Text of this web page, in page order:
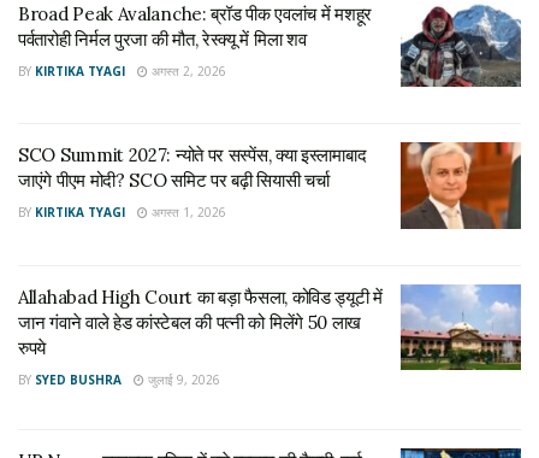
بدترین فسطائیت. ایک قاتل اور ظالم کو بچانے کے
لیے قومی لیڈر پر بدترین تشدد اور گرفتاری
pic.twitter.com/Cv7S4DkT3N
2023
PAKISTAN
pakistan pm
pakistan pm arrest in hindi
pakistan update
pm UPDATE NEWS IN HINDI
Broad Peak Avalanche: ब्रॉड पीक एवलांच में मशहूर
पर्वतारोही निर्मल पुरजा की मौत, रेस्क्यू में मिला शव
BY KIRTIKA TYAGI अगस्त 2, 2026
SCO Summit 2027: न्योते पर सस्पेंस, क्या इस्लामाबाद
जाएंगे पीएम मोदी? SCO समिट पर बढ़ी सियासी चर्चा
BY KIRTIKA TYAGI अगस्त 1, 2026
Allahabad High Court का बड़ा फैसला, कोविड ड्यूटी में
जान गंवाने वाले हेड कांस्टेबल की पत्नी को मिलेंगे 50 लाख
रुपये
BY SYED BUSHRA जुलाई 9, 2026